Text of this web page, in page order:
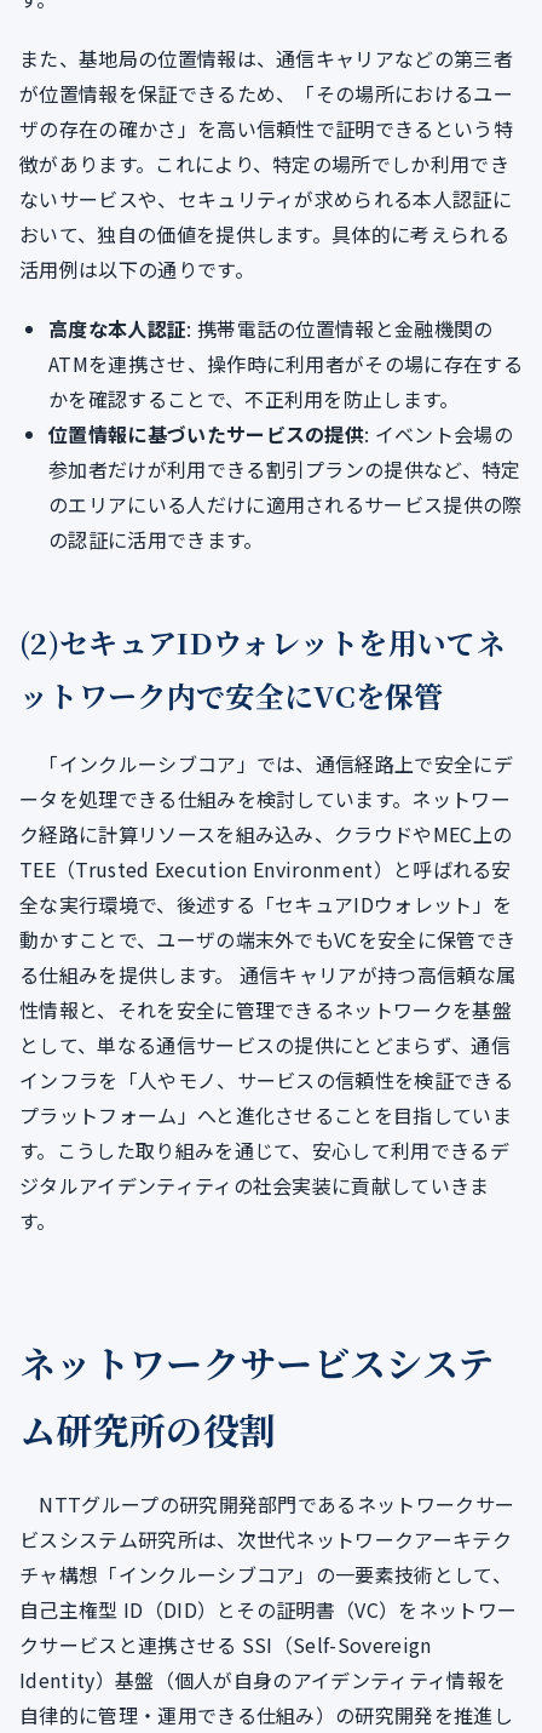
また、基地局の位置情報は、通信キャリアなどの第三者
が位置情報を保証できるため、「その場所におけるユー
ザの存在の確かさ」を高い信頼性で証明できるという特
徴があります。これにより、特定の場所でしか利用でき
ないサービスや、セキュリティが求められる本人認証に
おいて、独自の価値を提供します。具体的に考えられる
活用例は以下の通りです。
高度な本人認証: 携帯電話の位置情報と金融機関の
ATMを連携させ、操作時に利用者がその場に存在する
かを確認することで、不正利用を防止します。
位置情報に基づいたサービスの提供: イベント会場の
参加者だけが利用できる割引プランの提供など、特定
のエリアにいる人だけに適用されるサービス提供の際
の認証に活用できます。
(2)セキュアIDウォレットを用いてネ
ットワーク内で安全にVCを保管
「インクルーシブコア」では、通信経路上で安全にデ
ータを処理できる仕組みを検討しています。ネットワー
ク経路に計算リソースを組み込み、クラウドやMEC上の
TEE（Trusted Execution Environment）と呼ばれる安
全な実行環境で、後述する「セキュアIDウォレット」を
動かすことで、ユーザの端末外でもVCを安全に保管でき
る仕組みを提供します。 通信キャリアが持つ高信頼な属
性情報と、それを安全に管理できるネットワークを基盤
として、単なる通信サービスの提供にとどまらず、通信
インフラを「人やモノ、サービスの信頼性を検証できる
プラットフォーム」へと進化させることを目指していま
す。こうした取り組みを通じて、安心して利用できるデ
ジタルアイデンティティの社会実装に貢献していきま
す。
ネットワークサービスシステ
ム研究所の役割
NTTグループの研究開発部門であるネットワークサー
ビスシステム研究所は、次世代ネットワークアーキテク
チャ構想「インクルーシブコア」の一要素技術として、
自己主権型 ID（DID）とその証明書（VC）をネットワー
クサービスと連携させる SSI（Self-Sovereign
Identity）基盤（個人が自身のアイデンティティ情報を
自律的に管理・運用できる仕組み）の研究開発を推進し